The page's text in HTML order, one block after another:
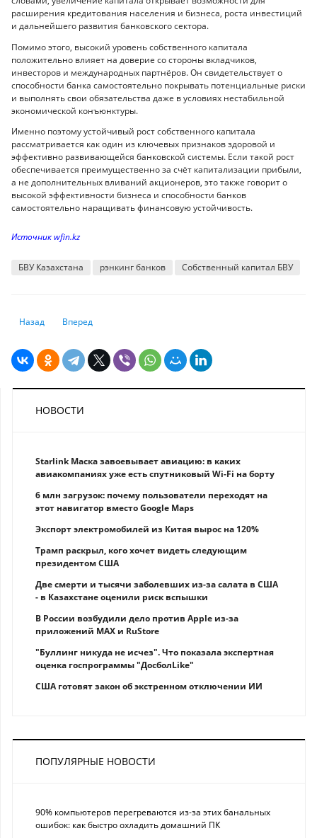
расширения кредитования населения и бизнеса, роста инвестиций
и дальнейшего развития банковского сектора.
Помимо этого, высокий уровень собственного капитала
положительно влияет на доверие со стороны вкладчиков,
инвесторов и международных партнёров. Он свидетельствует о
способности банка самостоятельно покрывать потенциальные риски
и выполнять свои обязательства даже в условиях нестабильной
экономической конъюнктуры.
Именно поэтому устойчивый рост собственного капитала
рассматривается как один из ключевых признаков здоровой и
эффективно развивающейся банковской системы. Если такой рост
обеспечивается преимущественно за счёт капитализации прибыли,
а не дополнительных вливаний акционеров, это также говорит о
высокой эффективности бизнеса и способности банков
самостоятельно наращивать финансовую устойчивость.
Источник wfin.kz
БВУ Казахстана рэнкинг банков Собственный капитал БВУ
Предыдущий: Казахстанский рынок «безнала» за 10 лет вырос почти
Назад Следующий: Активы банков Казахстана обновили
Вперед
НОВОСТИ
Starlink Маска завоевывает авиацию: в каких
авиакомпаниях уже есть спутниковый Wi-Fi на борту
6 млн загрузок: почему пользователи переходят на
этот навигатор вместо Google Maps
Экспорт электромобилей из Китая вырос на 120%
Трамп раскрыл, кого хочет видеть следующим
президентом США
Две смерти и тысячи заболевших из-за салата в США
- в Казахстане оценили риск вспышки
В России возбудили дело против Apple из-за
приложений MAX и RuStore
"Буллинг никуда не исчез". Что показала экспертная
оценка госпрограммы "ДосболLike"
США готовят закон об экстренном отключении ИИ
ПОПУЛЯРНЫЕ НОВОСТИ
90% компьютеров перегреваются из-за этих банальных
ошибок: как быстро охладить домашний ПК